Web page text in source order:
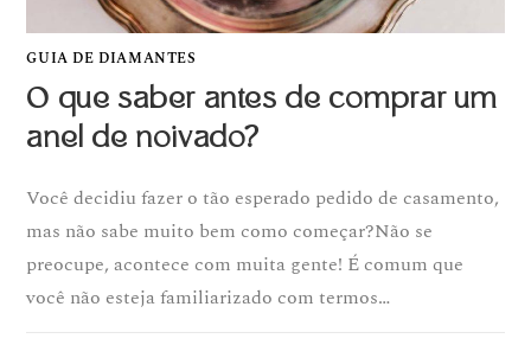
GUIA DE DIAMANTES
O que saber antes de comprar um
anel de noivado?
Você decidiu fazer o tão esperado pedido de casamento,
mas não sabe muito bem como começar?Não se
preocupe, acontece com muita gente! É comum que
você não esteja familiarizado com termos…